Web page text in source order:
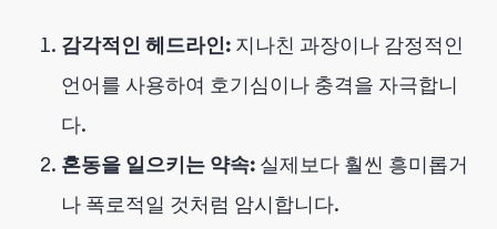
감각적인 헤드라인: 지나친 과장이나 감정적인
언어를 사용하여 호기심이나 충격을 자극합니
다.
혼동을 일으키는 약속: 실제보다 훨씬 흥미롭거
나 폭로적일 것처럼 암시합니다.